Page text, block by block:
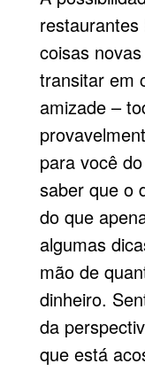
coisas
transitar em
amizade –
para você
saber que o
do que
algumas
mão de
dinheiro.
da
que está